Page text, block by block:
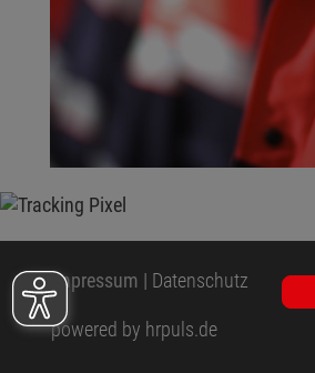
Impressum | Datenschutz
powered by hrpuls.de